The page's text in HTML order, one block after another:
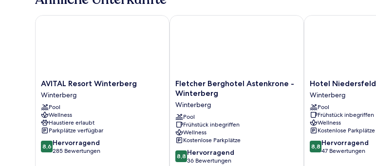
AVITAL
Resort
Winterberg
Winterberg
AVITAL Resort Winterberg
Winterberg
Pool
Wellness
Haustiere erlaubt
Parkplätze verfügbar
8.6
von
8,6 Hervorragend
285 Bewertungen
AVITAL Resort Winterberg
Fletcher
Berghotel
-
Winterberg
Winterberg
Fletcher Berghotel Astenkrone -
Winterberg
Winterberg
Pool
Frühstück inbegriffen
Wellness
Kostenlose Parkplätze
8.8
von
8,8 Hervorragend
36 Bewertungen
Fletcher Berghotel Astenkrone - Winterberg
Hotel
Niedersfeld
Winterberg
Hotel Niedersfeld
Winterberg
Pool
Frühstück inbegriffen
Wellness
Kostenlose Parkplätze
8.8
von
8,8 Hervorragend
47 Bewertungen
Hotel Niedersfeld